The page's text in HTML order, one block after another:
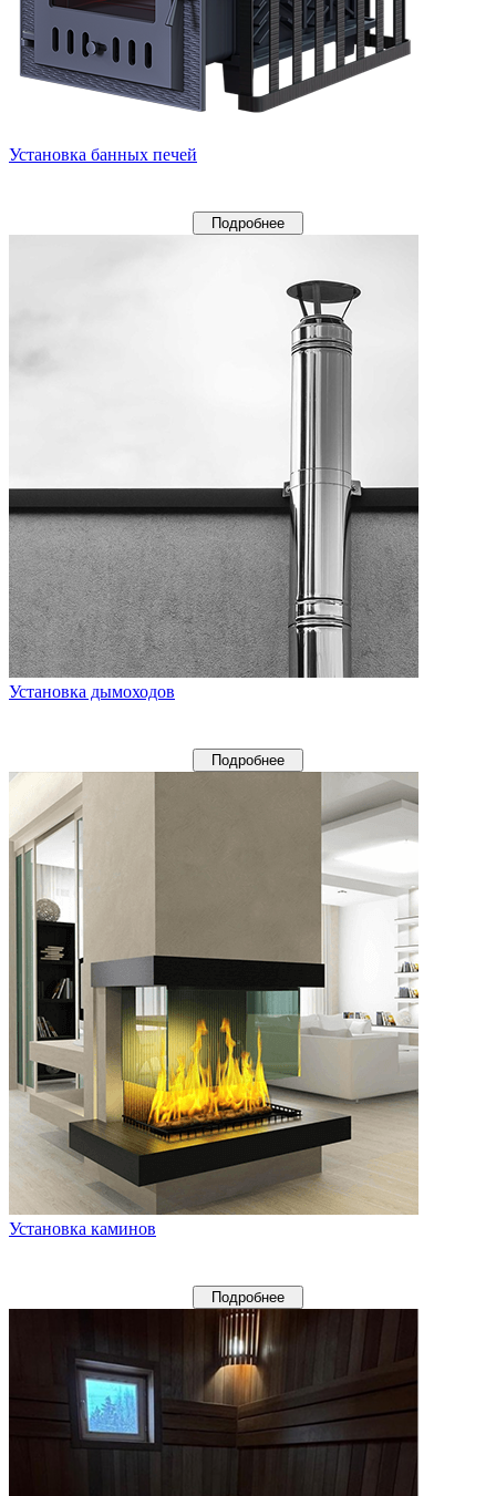
Установка банных печей
Подробнее
Установка дымоходов
Подробнее
Установка каминов
Подробнее